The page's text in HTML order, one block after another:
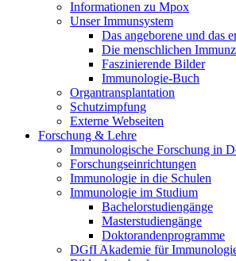
Informationen zu Mpox
Unser Immunsystem
Das angeborene und das
Die menschlichen
Faszinierende Bilder
Immunologie-Buch
Organtransplantation
Schutzimpfung
Externe Webseiten
Forschung & Lehre
Immunologische Forschung in
Forschungseinrichtungen
Immunologie in die Schulen
Immunologie im Studium
Bachelorstudiengänge
Masterstudiengänge
Doktorandenprogramme
DGfI Akademie für